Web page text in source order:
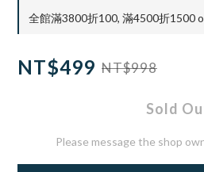
全館滿3800折100, 滿4500折1500
NT$499 NT$998
Sold
Please message the shop